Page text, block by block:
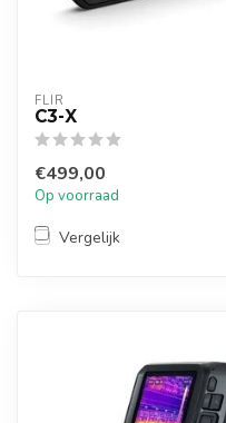
FLIR
C3-X
€499,00
Op voorraad
Vergelijk